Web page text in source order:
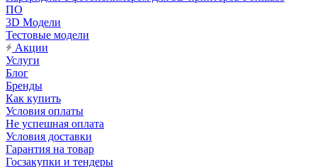
ПО
3D Модели
Тестовые модели
Акции
Услуги
Блог
Бренды
Как купить
Условия оплаты
Не успешная оплата
Условия доставки
Гарантия на товар
Госзакупки и тендеры